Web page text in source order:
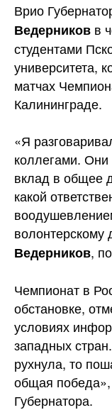
Врио
Ведерников в
студентами
университета,
матчах
Калининграде.
«Я
коллегами.
вклад в общее
какой
волонтерскому
Ведерников,
Чемпионат в
обстановке,
условиях
западных
рухнула, то
общая
Губернатора.